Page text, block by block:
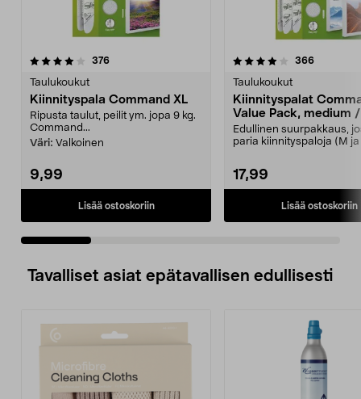
376arvostelut
Taulukoukut
Kiinnityspala Command XL
Ripusta taulut, peilit ym. jopa 9 kg.
Command...
Väri: Valkoinen
9,99
Lisää ostoskoriin
4.0 viidestä
366arvostelut
Taulukoukut
Kiinnityspalat
Value Pack, medium
Edullinen suurpakkaus,
paria kiinnityspaloja (M ja
17,99
Lisää ostoskoriin
4.0 viidestä
Tavalliset asiat epätavallisen edullisesti